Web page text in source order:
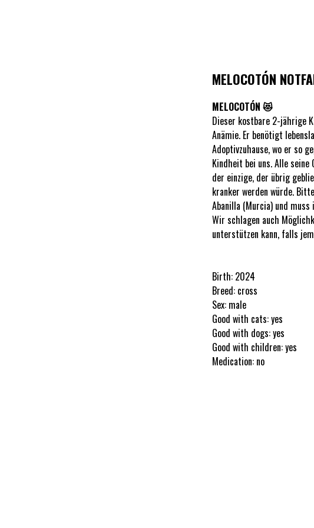
MELOCOTÓN
MELOCOTÓN 😻
Dieser kostbare 2-jährige
Anämie. Er benötigt
Adoptivzuhause, wo er so
Kindheit bei uns. Alle
der einzige, der übrig
kranker werden würde.
Abanilla (Murcia) und
Wir schlagen auch
unterstützen kann, falls
Birth: 2024
Breed: cross
Sex: male
Good with cats: yes
Good with dogs: yes
Good with children: yes
Medication: no